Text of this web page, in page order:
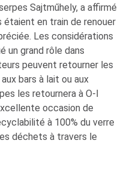
Sajtműhely, a affirmé
étaient en train de renouer
Les considérations
un grand rôle dans
peuvent retourner les
bars à lait ou aux
les retournera àO-I
occasion de
à 100% du verre
déchets à travers le